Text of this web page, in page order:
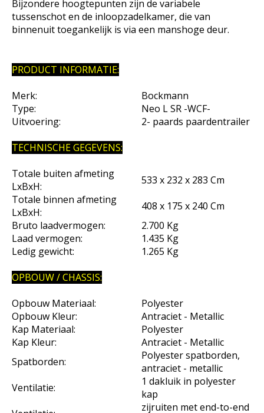
Bijzondere hoogtepunten zijn de variabele
tussenschot en de inloopzadelkamer, die van
binnenuit toegankelijk is via een manshoge deur.
PRODUCT INFORMATIE:
Merk:
Bockmann
Type:
Neo L SR -WCF-
Uitvoering:
2- paards paardentrailer
TECHNISCHE GEGEVENS:
Totale buiten afmeting
LxBxH:
533 x 232 x 283 Cm
Totale binnen afmeting
LxBxH:
408 x 175 x 240 Cm
Bruto laadvermogen:
2.700 Kg
Laad vermogen:
1.435 Kg
Ledig gewicht:
1.265 Kg
OPBOUW / CHASSIS:
Opbouw Materiaal:
Polyester
Opbouw Kleur:
Antraciet - Metallic
Kap Materiaal:
Polyester
Kap Kleur:
Antraciet - Metallic
Spatborden:
Polyester spatborden,
antraciet - metallic
Ventilatie:
1 dakluik in polyester
kap
zijruiten met end-to-end